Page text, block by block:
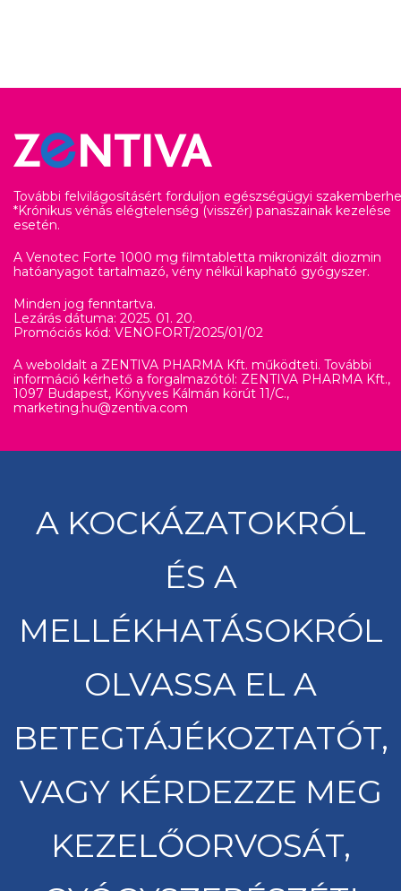
További felvilágosításért forduljon egészségügyi
*Krónikus vénás elégtelenség (visszér) panaszainak kezelése
esetén.
A Venotec Forte 1000 mg filmtabletta mikronizált diozmin
hatóanyagot tartalmazó, vény nélkül kapható gyógyszer.
Minden jog fenntartva.
Lezárás dátuma: 2025. 01. 20.
Promóciós kód: VENOFORT/2025/01/02
A weboldalt a ZENTIVA PHARMA Kft. működteti. További
információ kérhető a forgalmazótól: ZENTIVA PHARMA Kft.,
1097 Budapest, Könyves Kálmán körút 11/C.,
marketing.hu@zentiva.com
A KOCKÁZATOKRÓL
ÉS A
MELLÉKHATÁSOKRÓL
OLVASSA EL A
BETEGTÁJÉKOZTATÓT,
VAGY KÉRDEZZE MEG
KEZELŐORVOSÁT,